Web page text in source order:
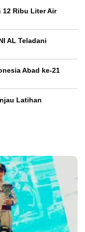
12 Ribu Liter Air
AL Teladani
Abad ke-21
Latihan